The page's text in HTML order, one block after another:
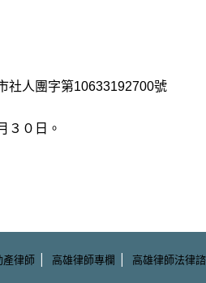
社人團字第10633192700號
３０日。
產律師 | 高雄律師專欄 | 高雄律師法律